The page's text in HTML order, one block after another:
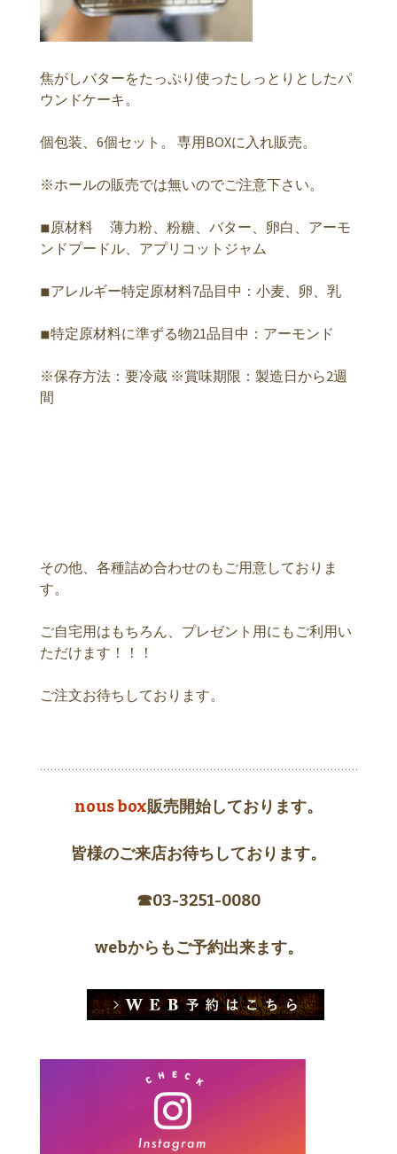
焦がしバターをたっぷり使ったしっとりとしたパ
ウンドケーキ。
個包装、6個セット。 専用BOXに入れ販売。
※ホールの販売では無いのでご注意下さい。
◾︎原材料 薄力粉、粉糖、バター、卵白、アーモ
ンドプードル、アプリコットジャム
◾︎アレルギー特定原材料7品目中：小麦、卵、乳
◾︎特定原材料に準ずる物21品目中：アーモンド
※保存方法：要冷蔵 ※賞味期限：製造日から2週
間
その他、各種詰め合わせのもご用意しておりま
す。
ご自宅用はもちろん、プレゼント用にもご利用い
ただけます！！！
ご注文お待ちしております。
nous box販売開始しております。
皆様のご来店お待ちしております。
☎︎03-3251-0080
webからもご予約出来ます。